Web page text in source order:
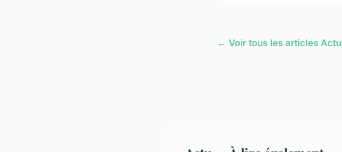
← Voir tous les articles Actu